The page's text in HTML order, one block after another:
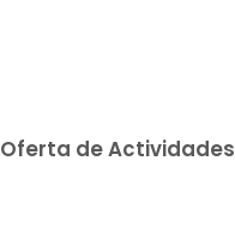
Oferta de Actividades